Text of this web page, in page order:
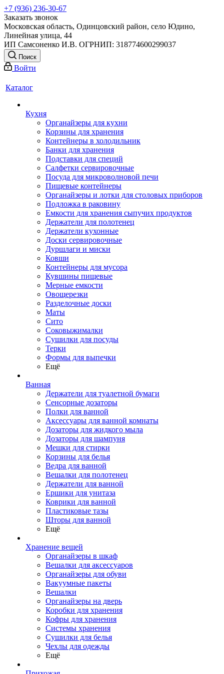
+7 (936) 236-30-67
Заказать звонок
Московская область, Одинцовский район, село Юдино,
Линейная улица, 44
ИП Самсоненко И.В. ОГРНИП: 318774600299037
Поиск
Войти
Каталог
Кухня
Органайзеры для кухни
Корзины для хранения
Контейнеры в холодильник
Банки для хранения
Подставки для специй
Салфетки сервировочные
Посуда для микроволновой печи
Пищевые контейнеры
Органайзеры и лотки для столовых приборов
Подложка в раковину
Емкости для хранения сыпучих продуктов
Держатели для полотенец
Держатели кухонные
Доски сервировочные
Дуршлаги и миски
Ковши
Контейнеры для мусора
Кувшины пищевые
Мерные емкости
Овощерезки
Разделочные доски
Маты
Сито
Соковыжималки
Сушилки для посуды
Терки
Формы для выпечки
Ещё
Ванная
Держатели для туалетной бумаги
Сенсорные дозаторы
Полки для ванной
Аксессуары для ванной комнаты
Дозаторы для жидкого мыла
Дозаторы для шампуня
Мешки для стирки
Корзины для белья
Ведра для ванной
Вешалки для полотенец
Держатели для ванной
Ершики для унитаза
Коврики для ванной
Пластиковые тазы
Шторы для ванной
Ещё
Хранение вещей
Органайзеры в шкаф
Вешалки для аксессуаров
Органайзеры для обуви
Вакуумные пакеты
Вешалки
Органайзеры на дверь
Коробки для хранения
Кофры для хранения
Системы хранения
Сушилки для белья
Чехлы для одежды
Ещё